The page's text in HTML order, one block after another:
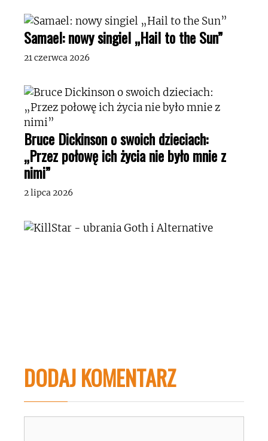
Samael: nowy singiel „Hail to the Sun”
21 czerwca 2026
Bruce Dickinson o swoich dzieciach:
„Przez połowę ich życia nie było mnie z
nimi”
2 lipca 2026
DODAJ KOMENTARZ